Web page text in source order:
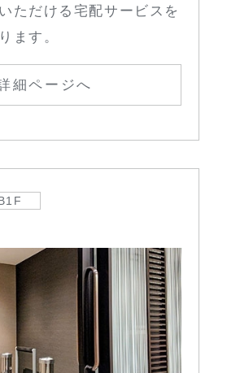
ただける宅配サービスを
ます。
細ページへ